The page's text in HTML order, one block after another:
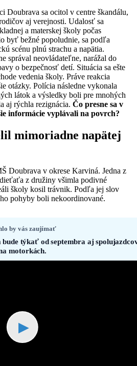
Doubrava sa ocitol v centre škandálu,
aj verejnosti. Udalosť sa
a materskej školy počas
byť bežné popoludnie, sa podľa
scénu plnú strachu a napätia.
správal neovládateľne, narážal do
o bezpečnosť detí. Situácia sa ešte
vedenia školy. Práve reakcia
otázky. Polícia následne vykonala
látok a výsledky boli pre mnohých
aj rýchla rezignácia. Čo presne sa v
informácie vyplávali na povrch?
mimoriadne napätej
Doubrava v okrese Karviná. Jedna z
z družiny všimla podivné
školy kosil trávnik. Podľa jej slov
pohyby boli nekoordinované.
by vás zaujímať
týkať od septembra aj
motorkách.
▶